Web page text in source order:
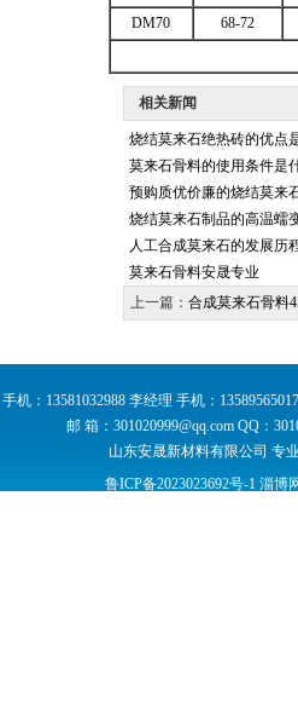
DM70
68-72
相关新闻
烧结莫来石绝热砖的优点
莫来石骨料的使用条件是
预购质优价廉的烧结莫来
烧结莫来石制品的高温蠕
人工合成莫来石的发展历
莫来石骨料安晟专业
上一篇： 合成莫来石骨料
手机：13581032988 李经理 手机：
邮 箱：301020999@qq.com QQ：
山东安晟新材料有限公司 专
鲁ICP备2023023692号-1 淄博